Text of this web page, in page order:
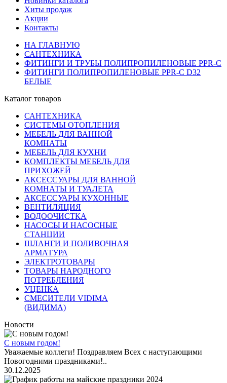
Хиты продаж
Акции
Контакты
НА ГЛАВНУЮ
САНТЕХНИКА
ФИТИНГИ И ТРУБЫ ПОЛИПРОПИЛЕНОВЫЕ PPR-C
ФИТИНГИ ПОЛИПРОПИЛЕНОВЫЕ PPR-C D32
БЕЛЫЕ
Каталог товаров
САНТЕХНИКА
СИСТЕМЫ ОТОПЛЕНИЯ
МЕБЕЛЬ ДЛЯ ВАННОЙ
КОМНАТЫ
МЕБЕЛЬ ДЛЯ КУХНИ
КОМПЛЕКТЫ МЕБЕЛЬ ДЛЯ
ПРИХОЖЕЙ
АКСЕССУАРЫ ДЛЯ ВАННОЙ
КОМНАТЫ И ТУАЛЕТА
АКСЕССУАРЫ КУХОННЫЕ
ВЕНТИЛЯЦИЯ
ВОДООЧИСТКА
НАСОСЫ И НАСОСНЫЕ
СТАНЦИИ
ШЛАНГИ И ПОЛИВОЧНАЯ
АРМАТУРА
ЭЛЕКТРОТОВАРЫ
ТОВАРЫ НАРОДНОГО
ПОТРЕБЛЕНИЯ
УЦЕНКА
СМЕСИТЕЛИ VIDIMA
(ВИДИМА)
Новости
С новым годом!
Уважаемые коллеги! Поздравляем Всех с наступающими
Новогодними праздниками!..
30.12.2025